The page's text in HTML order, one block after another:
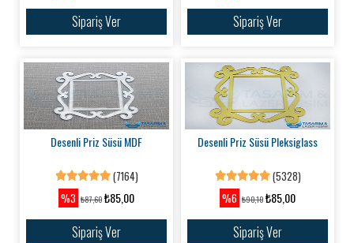
Sipariş Ver Sipariş Ver
Desenli Priz Süsü MDF
(7164)
%3 ₺87,60 ₺85,00
Sipariş Ver
Desenli Priz Süsü Pleksiglass
(5328)
%6 ₺90,10 ₺85,00
Sipariş Ver